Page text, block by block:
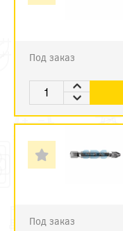
Под заказ
Под заказ